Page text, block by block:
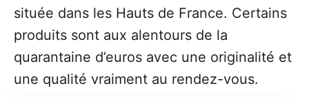
située dans les Hauts de France. Certains
produits sont aux alentours de la
quarantaine d’euros avec une originalité et
une qualité vraiment au rendez-vous.